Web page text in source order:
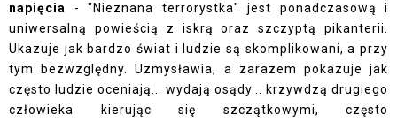
napięcia
- "Nieznana terrorystka" jest ponadczasową i
uniwersalną powieścią z iskrą oraz szczyptą pikanterii.
Ukazuje jak bardzo świat i ludzie są skomplikowani, a przy
tym bezwzględny. Uzmysławia, a zarazem pokazuje jak
często ludzie oceniają... wydają osądy... krzywdzą drugiego
człowieka kierując się szczątkowymi, często